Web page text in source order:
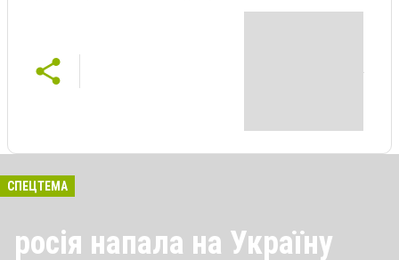
СПЕЦТЕМА
росія напала на Україну